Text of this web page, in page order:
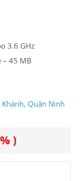
3.6 GHz
– 45 MB
Quận Ninh
)